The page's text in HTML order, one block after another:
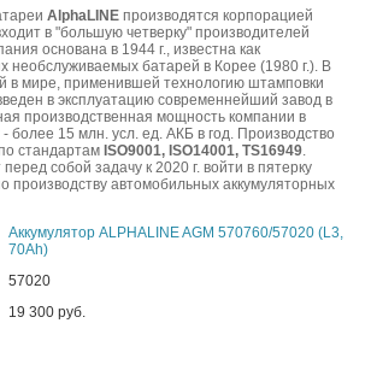
AlphaLINE производятся корпорацией
в "большую четверку" производителей
основана в 1944 г., известна как
необслуживаемых батарей в Корее (1980 г.). В
в мире, применившей технологию штамповки
в эксплуатацию современнейший завод в
производственная мощность компании в
более 15 млн. усл. ед. АКБ в год. Производство
стандартам ISO9001, ISO14001, TS16949.
собой задачу к 2020 г. войти в пятерку
производству автомобильных аккумуляторных
Аккумулятор ALPHALINE AGM 570760/57020 (L3,
70Ah)
57020
19 300 руб.